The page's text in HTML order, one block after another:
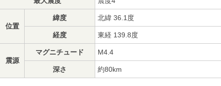
位置
緯度 北緯 36.1度
経度 東経 139.8度
震源
マグニチュード M4.4
深さ 約80km